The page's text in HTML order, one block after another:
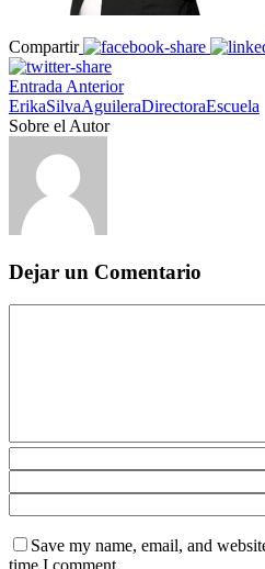
Compartir
Entrada Anterior
ErikaSilvaAguileraDirectoraEscuela
Sobre el Autor
Dejar un Comentario
Save my name, email, and